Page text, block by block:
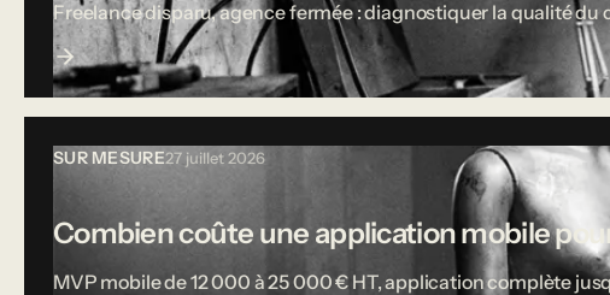
Freelance disparu, agence fermée : diagnostiquer la qualité du
SUR MESURE27 juillet 2026
Combien coûte une application mobile
MVP mobile de 12 000 à 25 000 € HT, application complète